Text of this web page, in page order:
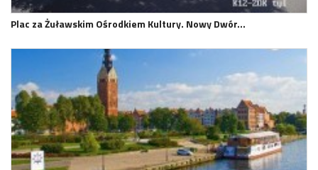
Plac za Żuławskim Ośrodkiem Kultury. Nowy Dwór…